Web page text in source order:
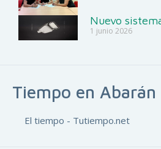
Tiempo en Abarán
El tiempo - Tutiempo.net
Nuevo
1 junio 2026